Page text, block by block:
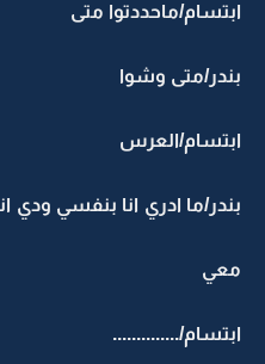
ابتسام/ماحددتوا متى
بندر/متى وشوا
ابتسام/العرس
بندر/ما ادري انا بنفسي
معي
ابتسام/..............